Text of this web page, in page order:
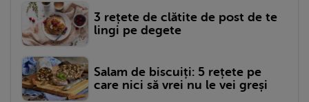
3 rețete de clătite de post de te
lingi pe degete
Salam de biscuiți: 5 rețete pe
care nici să vrei nu le vei greși